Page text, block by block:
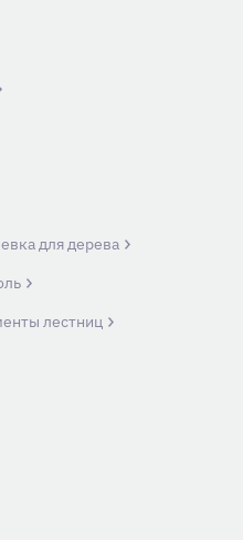
для дерева
лестниц